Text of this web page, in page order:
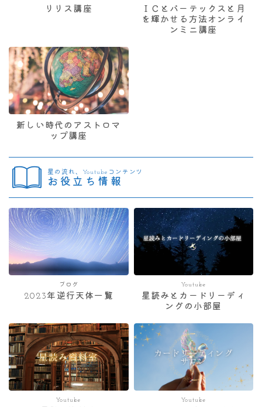
リリス講座
ＩＣとバーテックスと月
を輝かせる方法オンライ
ンミニ講座
新しい時代のアストロマ
ップ講座
星の流れ、Youtubeコンテンツ
お役立ち情報
ブログ
2023年逆行天体一覧
Youtube
星読みとカードリーディ
ングの小部屋
Youtube Youtube